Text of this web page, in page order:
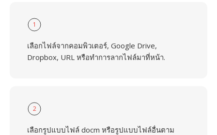
1
เลือกไฟล์จากคอมพิวเตอร์, Google Drive,
Dropbox, URL หรือทำการลากไฟล์มาที่หน้า.
2
เลือกรูปแบบไฟล์ docm หรือรูปแบบไฟล์อื่นตาม